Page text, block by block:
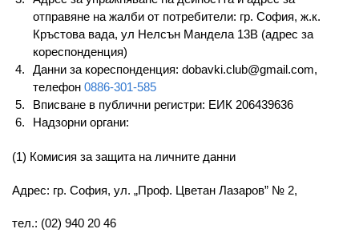
отправяне на жалби от потребители: гр. София, ж.к.
Кръстова вада, ул Нелсън Мандела 13В (адрес за
кореспонденция)
Данни за кореспонденция: dobavki.club@gmail.com,
телефон 0886-301-585
Вписване в публични регистри: ЕИК 206439636
Надзорни органи:
(1) Комисия за защита на личните данни
Адрес: гр. София, ул. „Проф. Цветан Лазаров” № 2,
тел.: (02) 940 20 46